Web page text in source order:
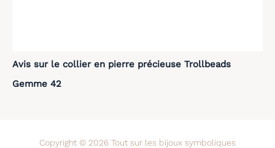
Avis sur le collier en pierre précieuse Trollbeads
Gemme 42
Copyright © 2026 Tout sur les bijoux symboliques